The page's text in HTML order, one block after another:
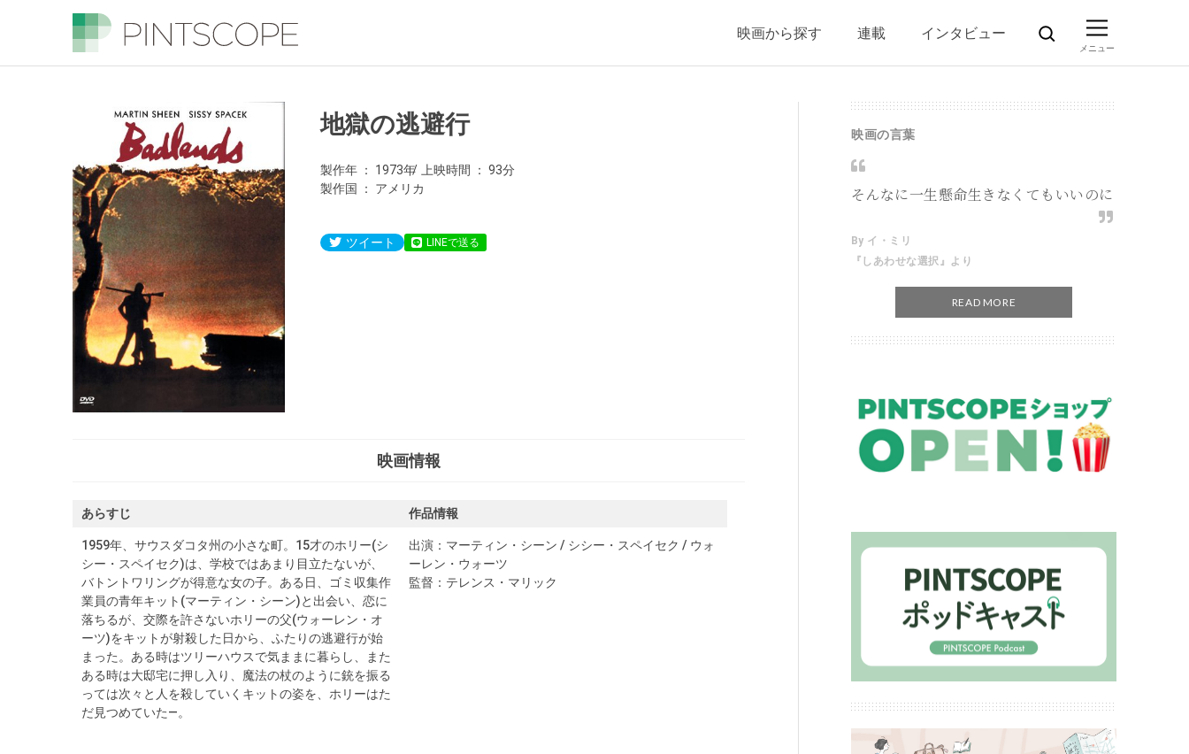
映画から探す 連載 インタビュー
地獄の逃避行
製作年 1973年 上映時間
93分
製作国
アメリカ
ツイート LINEで送る
映画情報
あらすじ
1959年、サウスダコタ州の小さな町。15才のホリー(シ
シー・スペイセク)は、学校ではあまり目立たないが、
バトントワリングが得意な女の子。ある日、ゴミ収集作
業員の青年キット(マーティン・シーン)と出会い、恋に
落ちるが、交際を許さないホリーの父(ウォーレン・オ
ーツ)をキットが射殺した日から、ふたりの逃避行が始
まった。ある時はツリーハウスで気ままに暮らし、また
ある時は大邸宅に押し入り、魔法の杖のように銃を振る
っては次々と人を殺していくキットの姿を、ホリーはた
だ見つめていた―。
作品情報
出演：マーティン・シーン / シシー・スペイセク / ウォ
ーレン・ウォーツ
監督：テレンス・マリック
映画の言葉
そんなに一生懸命生きなくてもいいのに
By イ・ミリ
『しあわせな選択』より
READ MORE